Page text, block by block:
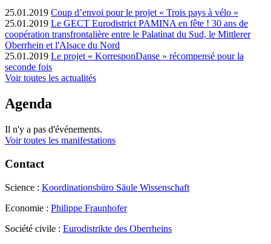
25.01.2019 Coup d’envoi pour le projet « Trois pays à vélo »
25.01.2019 Le GECT Eurodistrict PAMINA en fête ! 30 ans de
coopération transfrontalière entre le Palatinat du Sud, le Mittlerer
Oberrhein et l'Alsace du Nord
25.01.2019 Le projet « KorresponDanse » récompensé pour la
seconde fois
Voir toutes les actualités
Agenda
Il n'y a pas d'événements.
Voir toutes les manifestations
Contact
Science : Koordinationsbüro Säule Wissenschaft
Economie : Philippe Fraunhofer
Société civile : Eurodistrikte des Oberrheins